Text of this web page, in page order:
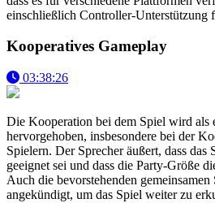
einschließlich Controller-Unterstützung
Kooperatives Gameplay
03:38:26
Die Kooperation bei dem Spiel wird als
hervorgehoben, insbesondere bei der
Spielern. Der Sprecher äußert, dass
geeignet sei und dass die Party-Größe
Auch die bevorstehenden
angekündigt, um das Spiel weiter zu